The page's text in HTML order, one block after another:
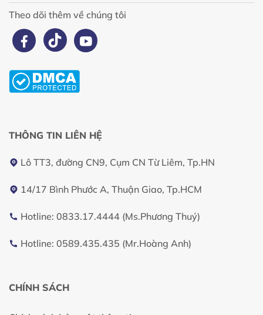
Theo dõi thêm về chúng tôi
THÔNG TIN LIÊN HỆ
Lô TT3, đường CN9, Cụm CN Từ Liêm, Tp.HN
14/17 Bình Phước A, Thuận Giao, Tp.HCM
Hotline: 0833.17.4444 (Ms.Phương Thuý)
Hotline: 0589.435.435 (Mr.Hoàng Anh)
CHÍNH SÁCH